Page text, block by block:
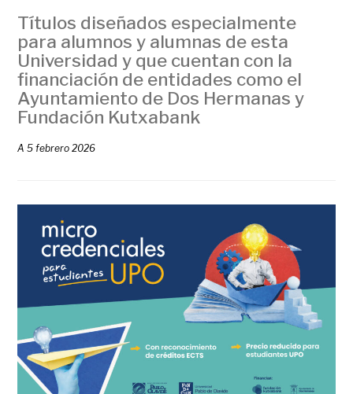
Títulos diseñados especialmente
para alumnos y alumnas de esta
Universidad y que cuentan con la
financiación de entidades como el
Ayuntamiento de Dos Hermanas y
Fundación Kutxabank
A5 febrero 2026